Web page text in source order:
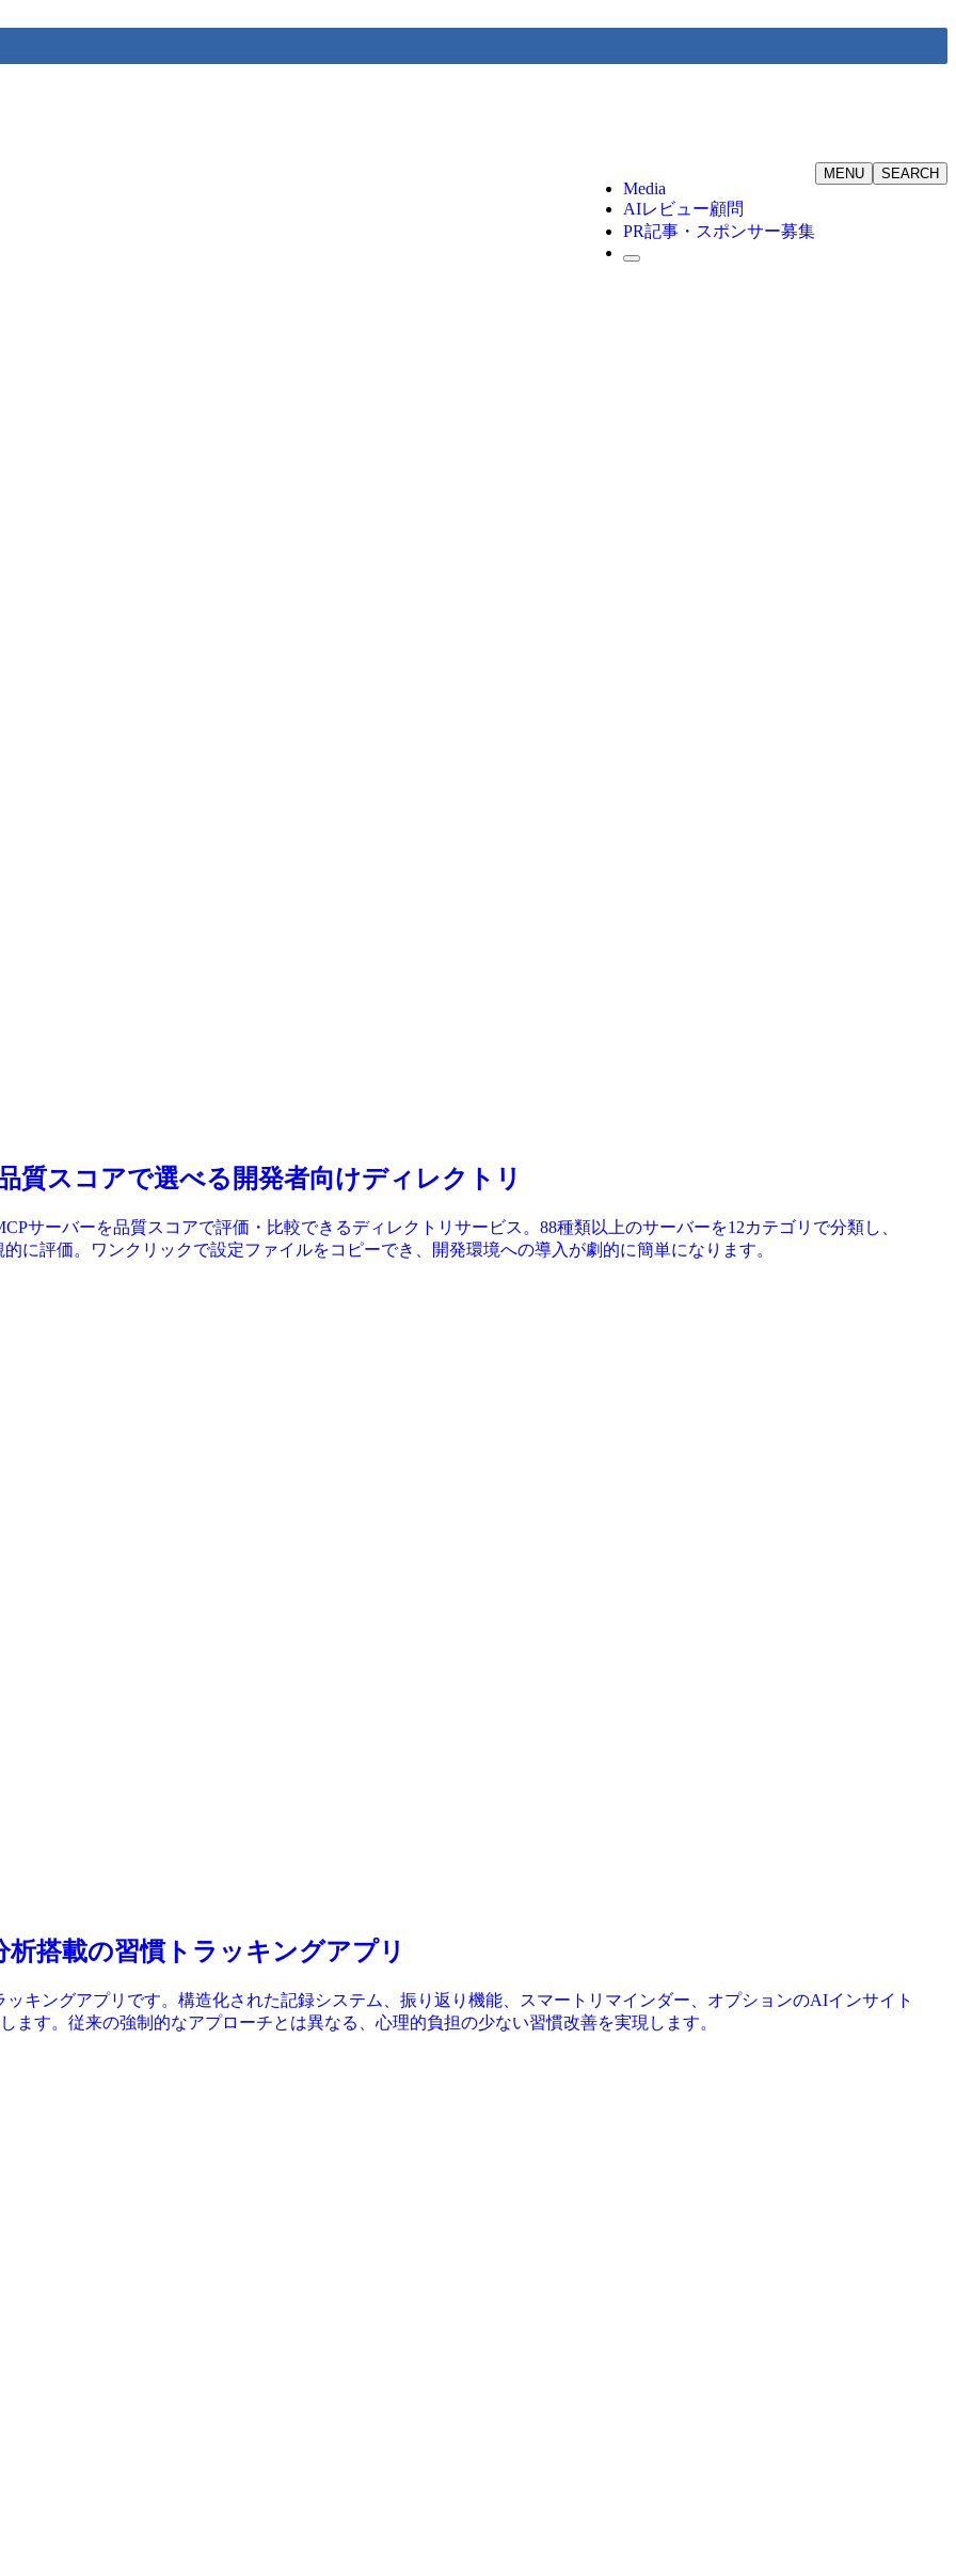
Media
AIレビュー顧問
PR記事・スポンサー募集
SEARCH
MENU
質スコアで選べる開発者向けディレクトリ
サーバーを品質スコアで評価・比較できるディレクトリサービス。88種類以上のサーバーを12カテゴリで分類し、
に評価。ワンクリックで設定ファイルをコピーでき、開発環境への導入が劇的に簡単になります。
搭載の習慣トラッキングアプリ
キングアプリです。構造化された記録システム、振り返り機能、スマートリマインダー、オプションのAIインサイト
ます。従来の強制的なアプローチとは異なる、心理的負担の少ない習慣改善を実現します。